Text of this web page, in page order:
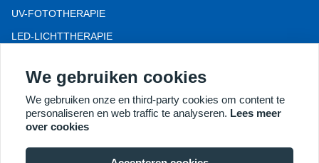
UV-FOTOTHERAPIE
LED-LICHTTHERAPIE
COLPOSCOOP
MEER PRODUCTEN
Copyright® 2018 Kernel Medical Equipment Co.,LTD.
We gebruiken cookies
We gebruiken onze en third-party cookies om content te
personaliseren en web traffic te analyseren. Lees meer
over cookies